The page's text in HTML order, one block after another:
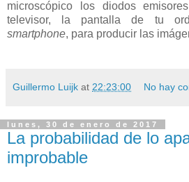
microscópico los diodos
televisor, la pantalla de tu
smartphone, para producir las
Guillermo Luijk at 22:23:00 No hay
lunes, 30 de enero de 2017
La probabilidad de lo
improbable